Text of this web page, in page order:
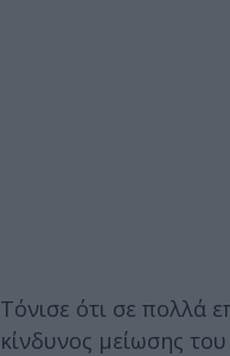
Τόνισε ότι σε πολλά
κίνδυνος μείωσης